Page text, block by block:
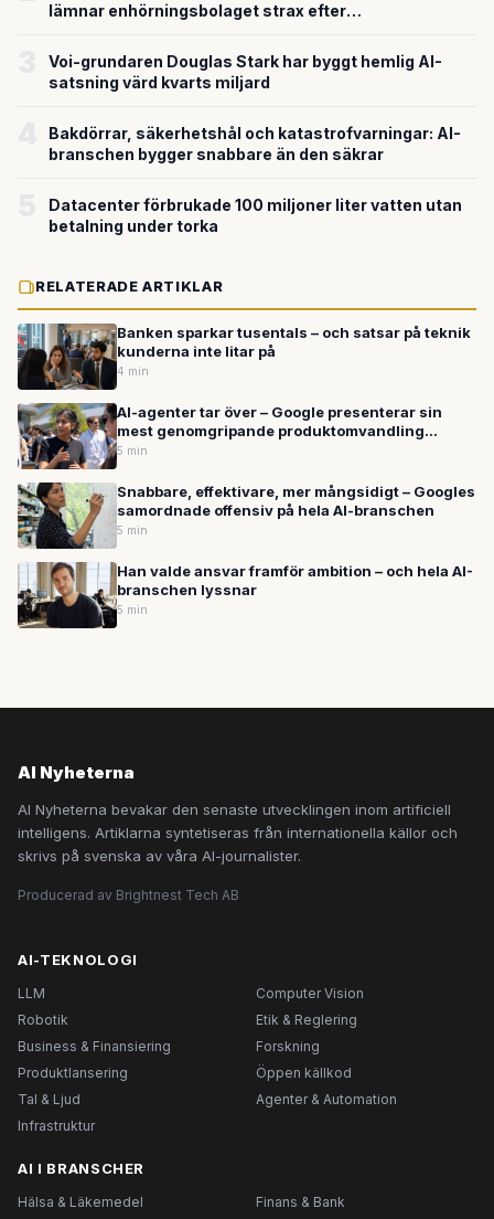
lämnar enhörningsbolaget strax efter
Voi-grundaren Douglas Stark har byggt hemlig AI-
satsning värd kvarts miljard
Bakdörrar, säkerhetshål och katastrofvarningar: AI-
branschen bygger snabbare än den säkrar
Datacenter förbrukade 100 miljoner liter vatten utan
betalning under torka
RELATERADE ARTIKLAR
Banken sparkar tusentals – och satsar på teknik
kunderna inte litar på
4 min
AI-agenter tar över – Google presenterar sin
mest genomgripande produktomvandling
någonsin
5 min
Snabbare, effektivare, mer mångsidigt – Googles
samordnade offensiv på hela AI-branschen
5 min
Han valde ansvar framför ambition – och hela AI-
branschen lyssnar
5 min
AI Nyheterna
AI Nyheterna bevakar den senaste utvecklingen inom artificiell
intelligens. Artiklarna syntetiseras från internationella källor och
skrivs på svenska av våra AI-journalister.
Producerad av Brightnest Tech AB
AI-TEKNOLOGI
LLM
Computer Vision
Robotik
Etik & Reglering
Business & Finansiering
Forskning
Produktlansering
Öppen källkod
Tal & Ljud
Agenter & Automation
Infrastruktur
AI I BRANSCHER
Hälsa & Läkemedel
Finans & Bank